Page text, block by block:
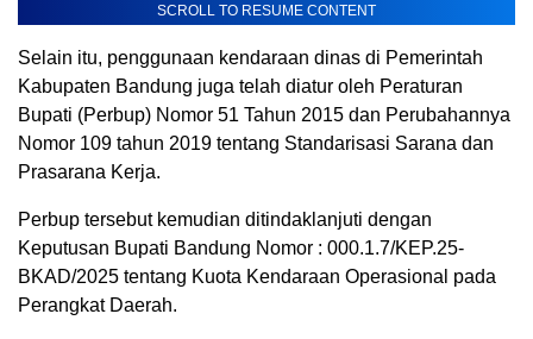
SCROLL TO RESUME CONTENT
Selain itu, penggunaan kendaraan dinas di Pemerintah
Kabupaten Bandung juga telah diatur oleh Peraturan
Bupati (Perbup) Nomor 51 Tahun 2015 dan Perubahannya
Nomor 109 tahun 2019 tentang Standarisasi Sarana dan
Prasarana Kerja.
Perbup tersebut kemudian ditindaklanjuti dengan
Keputusan Bupati Bandung Nomor : 000.1.7/KEP.25-
BKAD/2025 tentang Kuota Kendaraan Operasional pada
Perangkat Daerah.